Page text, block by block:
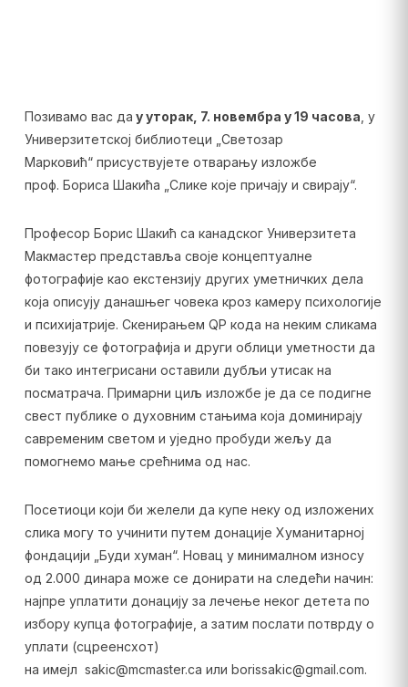
Позивамо вас да у уторак, 7. новембра у 19 часова , у
Универзитетској библиотеци „Светозар
Марковић“ присуствујете отварању изложбе
проф. Бориса Шакића „Слике које причају и свирају“.
Професор Борис Шакић са канадског Универзитета
Макмастер представља своје концептуалне
фотографије као екстензију других уметничких дела
која описују данашњег човека кроз камеру психологије
и психијатрије. Скенирањем QР кода на неким сликама
повезују се фотографија и други облици уметности да
би тако интегрисани оставили дубљи утисак на
посматрача. Примарни циљ изложбе је да се подигне
свест публике о духовним стањима која доминирају
савременим светом и уједно пробуди жељу да
помогнемо мање срећнима од нас.
Посетиоци који би желели да купе неку од изложених
слика могу то учинити путем донације Хуманитарној
фондацији „Буди хуман“. Новац у минималном износу
од 2.000 динара може се донирати на следећи начин:
најпре уплатити донацију за лечење неког детета по
избору купца фотографије, а затим послати потврду о
уплати (сцреенсхот)
на имејл sakic@mcmaster.ca или borissakic@gmail.com.